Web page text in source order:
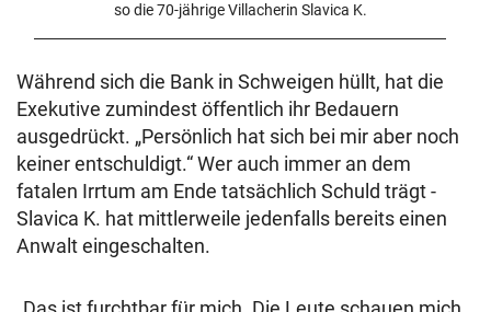
so die 70-jährige Villacherin Slavica K.
Während sich die Bank in Schweigen hüllt, hat die
Exekutive zumindest öffentlich ihr Bedauern
ausgedrückt. „Persönlich hat sich bei mir aber noch
keiner entschuldigt.“ Wer auch immer an dem
fatalen Irrtum am Ende tatsächlich Schuld trägt -
Slavica K. hat mittlerweile jedenfalls bereits einen
Anwalt eingeschalten.